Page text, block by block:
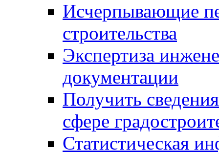
Исчерпывающие
строительства
Экспертиза
документации
Получить
сфере
Статистическая